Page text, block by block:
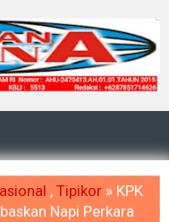
, Tipikor » KPK
Napi Perkara